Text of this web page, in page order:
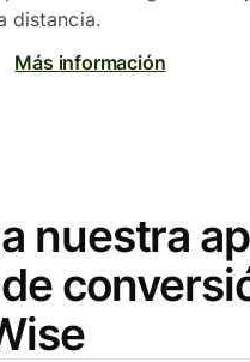
distancia.
Más información
nuestra